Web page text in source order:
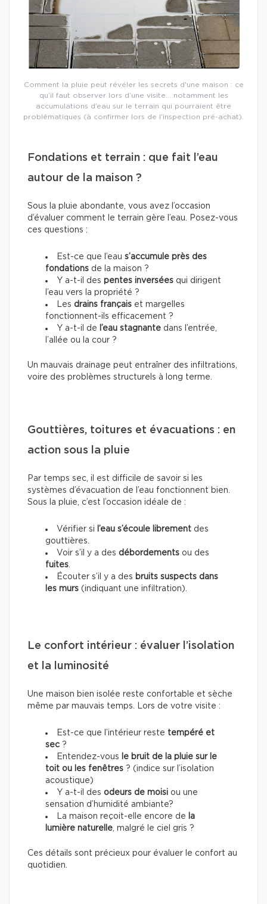
Comment la pluie peut révéler les secrets d'une maison : ce
qu’il faut observer lors d’une visite… notamment les
accumulations d’eau sur le terrain qui pourraient être
problématiques (à confirmer lors de l’inspection pré-achat).
Fondations et terrain : que fait l’eau
autour de la maison ?
Sous la pluie abondante, vous avez l’occasion
d’évaluer comment le terrain gère l’eau. Posez-vous
ces questions :
Est-ce que l’eau s’accumule près des
fondations de la maison ?
Y a-t-il des pentes inversées qui dirigent
l’eau vers la propriété ?
Les drains français et margelles
fonctionnent-ils efficacement ?
Y a-t-il de l’eau stagnante dans l’entrée,
l’allée ou la cour ?
Un mauvais drainage peut entraîner des infiltrations,
voire des problèmes structurels à long terme.
Gouttières, toitures et évacuations : en
action sous la pluie
Par temps sec, il est difficile de savoir si les
systèmes d’évacuation de l’eau fonctionnent bien.
Sous la pluie, c’est l’occasion idéale de :
Vérifier si l’eau s’écoule librement des
gouttières.
Voir s’il y a des débordements ou des
fuites
Écouter s’il y a des bruits suspects dans
les murs (indiquant une infiltration).
Le confort intérieur : évaluer l’isolation
et la luminosité
Une maison bien isolée reste confortable et sèche
même par mauvais temps. Lors de votre visite :
Est-ce que l’intérieur reste tempéré et
sec ?
Entendez-vous
le bruit de la pluie sur le
toit ou les fenêtres ? (indice sur l’isolation
acoustique)
Y a-t-il des odeurs de moisi ou une
sensation d’humidité ambiante?
La maison reçoit-elle encore de la
lumière naturelle , malgré le ciel gris ?
Ces détails sont précieux pour évaluer le confort au
quotidien.